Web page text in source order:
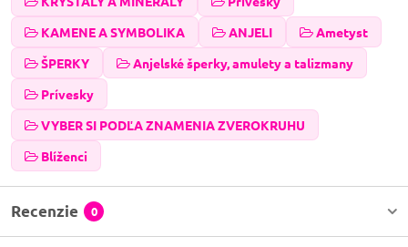
KAMENE A SYMBOLIKA
ANJELI
Ametyst
ŠPERKY
Anjelské šperky, amulety a talizmany
Prívesky
VYBER SI PODĽA ZNAMENIA ZVEROKRUHU
Blíženci
Recenzie 0